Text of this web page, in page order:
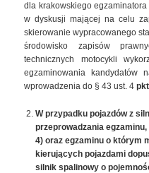
dla krakowskiego
w dyskusji mającej na celu
skierowanie wypracowanego
środowisko zapisów
technicznych motocykli
egzaminowania kandydatów
wprowadzenia do § 43 ust. 4
W przypadku pojazdów z
przeprowadzania
4) oraz egzaminu o którym
kierujących pojazdami
silnik spalinowy o